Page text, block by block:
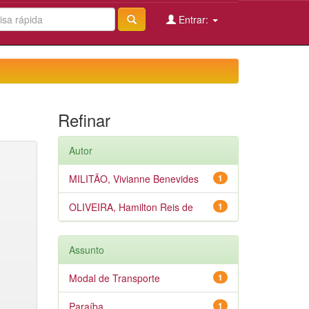
Entrar:
Refinar
Autor
1
MILITÃO, Vivianne Benevides
1
OLIVEIRA, Hamilton Reis de
Assunto
1
Modal de Transporte
1
Paraíba